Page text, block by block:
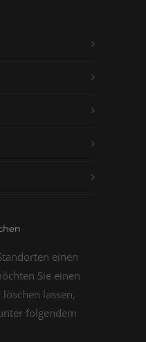
einen
Sie einen
lassen,
folgendem